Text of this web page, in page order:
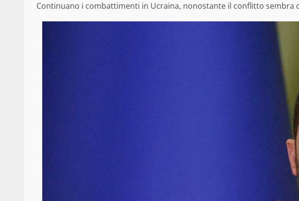
Continuano i combattimenti in Ucraina, nonostante il conflitto sembra